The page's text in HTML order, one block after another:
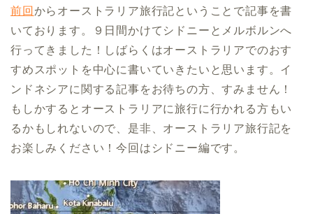
前回 からオーストラリア旅行記ということで記事を書
いております。９日間かけてシドニーとメルボルンへ
行ってきました！しばらくはオーストラリアでのおす
すめスポットを中心に書いていきたいと思います。イ
ンドネシアに関する記事をお待ちの方、すみません！
もしかするとオーストラリアに旅行に行かれる方もい
るかもしれないので、是非、オーストラリア旅行記を
お楽しみください！今回はシドニー編です。